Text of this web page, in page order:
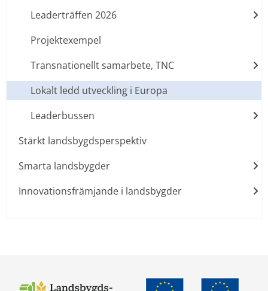
Leaderträffen 2026
Projektexempel
Transnationellt samarbete, TNC
Lokalt ledd utveckling i Europa
Leaderbussen
Stärkt landsbygdsperspektiv
Smarta landsbygder
Innovationsfrämjande i landsbygder